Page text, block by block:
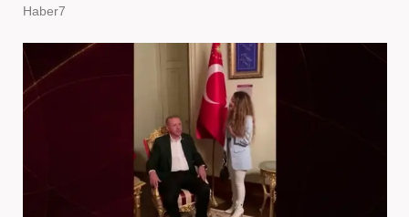
Haber7